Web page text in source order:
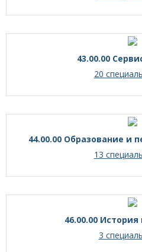
43.00.00
20
44.00.00 Образование и
13
46.00.00
3